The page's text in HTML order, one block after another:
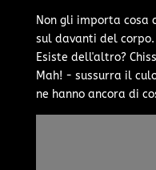
Non gli importa cosa
sul davanti del
Esiste dell'altro?
Mah! - sussurra il
ne hanno ancora di